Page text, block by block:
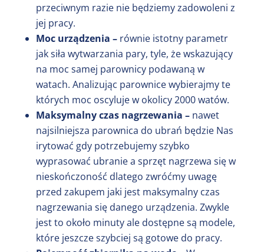
przeciwnym razie nie będziemy zadowoleni z
jej pracy.
Moc urządzenia –równie istotny parametr
jak siła wytwarzania pary, tyle, że wskazujący
na moc samej parownicy podawaną w
watach. Analizując parownice wybierajmy te
których moc oscyluje w okolicy 2000 watów.
Maksymalny czas nagrzewania –nawet
najsilniejsza parownica do ubrań będzie Nas
irytować gdy potrzebujemy szybko
wyprasować ubranie a sprzęt nagrzewa się w
nieskończoność dlatego zwróćmy uwagę
przed zakupem jaki jest maksymalny czas
nagrzewania się danego urządzenia. Zwykle
jest to około minuty ale dostępne są modele,
które jeszcze szybciej są gotowe do pracy.